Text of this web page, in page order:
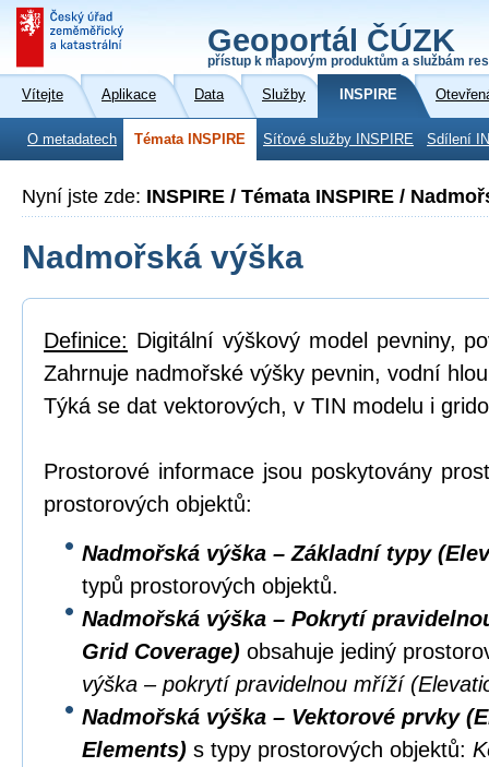
Geoportál ČÚZK
přístup k mapovým produktům a službám
Vítejte Aplikace Data Služby INSPIRE
O metadatech Témata INSPIRE Síťové služby INSPIRE Sdílení
Nyní jste zde: INSPIRE / Témata INSPIRE /
Nadmořská výška
Definice: Digitální výškový model pevniny,
Zahrnuje nadmořské výšky pevnin, vodní
Týká se dat vektorových, v TIN modelu i
Prostorové informace jsou poskytovány
prostorových objektů:
Nadmořská výška – Základní typy
typů prostorových objektů.
Nadmořská výška – Pokrytí
Grid Coverage) obsahuje jediný
výška – pokrytí pravidelnou mříží
Nadmořská výška – Vektorové prvky
Elements) s typy prostorových objektů: